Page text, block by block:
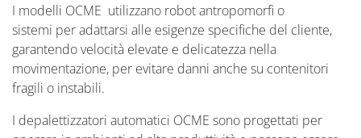
I modelli OCME utilizzano robot antropomorfi o
sistemi per adattarsi alle esigenze specifiche del cliente,
garantendo velocità elevate e delicatezza nella
movimentazione, per evitare danni anche su contenitori
fragili o instabili.
I depalettizzatori automatici OCME sono progettati per